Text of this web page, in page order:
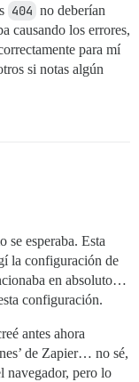
404 no deberían
causando los errores,
para mí
si notas algún
se esperaba. Esta
la configuración de
en absoluto…
configuración.
antes ahora
de Zapier… no sé,
navegador, pero lo